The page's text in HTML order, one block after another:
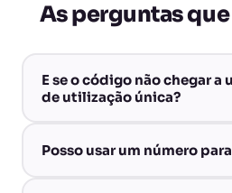
As perguntas
E se o código não chegar a
de utilização única?
Posso usar um número